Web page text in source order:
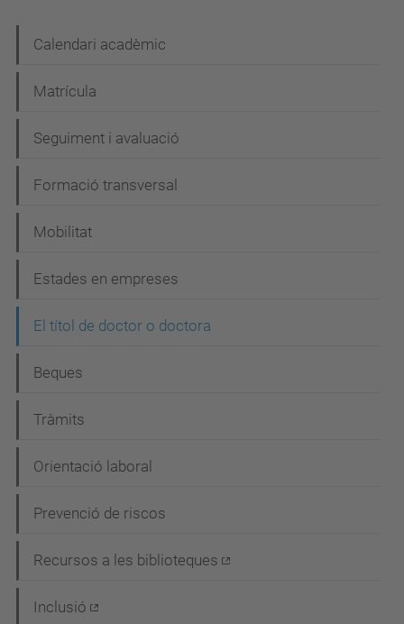
a
v
g
a
i
ó
Calendari acadèmic
Matrícula
Seguiment i avaluació
Formació transversal
Mobilitat
Estades en empreses
El títol de doctor o doctora
Beques
Tràmits
Orientació laboral
Prevenció de riscos
Recursos a les biblioteques
Inclusió